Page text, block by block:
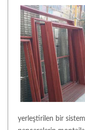
yerleştirilen bir